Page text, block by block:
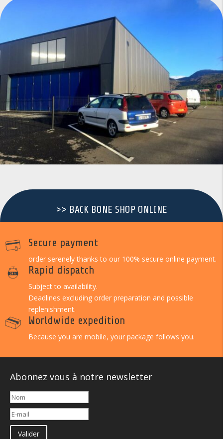
>> BACK BONE SHOP ONLINE
Secure payment
order serenely thanks to our 100% secure online payment.
Rapid dispatch
Subject to availability.
Deadlines excluding order preparation and possible
replenishment.
Worldwide expedition
Because you are mobile, your package follows you.
Abonnez vous à notre newsletter
Valider